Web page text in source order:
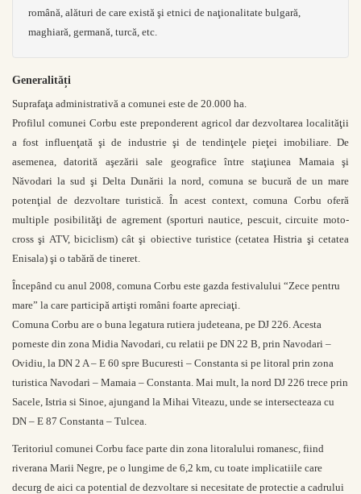
română, alături de care există şi etnici de naţionalitate bulgară,
maghiară, germană, turcă, etc.
Generalități
Suprafaţa administrativă a comunei este de 20.000 ha.
Profilul comunei Corbu este preponderent agricol dar dezvoltarea localităţii
a fost influenţată şi de industrie şi de tendinţele pieţei imobiliare. De
asemenea, datorită aşezării sale geografice între staţiunea Mamaia şi
Năvodari la sud şi Delta Dunării la nord, comuna se bucură de un mare
potenţial de dezvoltare turistică. În acest context, comuna Corbu oferă
multiple posibilităţi de agrement (sporturi nautice, pescuit, circuite moto-
cross şi ATV, biciclism) cât şi obiective turistice (cetatea Histria şi cetatea
Enisala) şi o tabără de tineret.
Începând cu anul 2008, comuna Corbu este gazda festivalului “Zece pentru
mare” la care participă artişti români foarte apreciaţi.
Comuna Corbu are o buna legatura rutiera judeteana, pe DJ 226. Acesta
porneste din zona Midia Navodari, cu relatii pe DN 22 B, prin Navodari –
Ovidiu, la DN 2 A – E 60 spre Bucuresti – Constanta si pe litoral prin zona
turistica Navodari – Mamaia – Constanta. Mai mult, la nord DJ 226 trece prin
Sacele, Istria si Sinoe, ajungand la Mihai Viteazu, unde se intersecteaza cu
DN – E 87 Constanta – Tulcea.
Teritoriul comunei Corbu face parte din zona litoralului romanesc, fiind
riverana Marii Negre, pe o lungime de 6,2 km, cu toate implicatiile care
decurg de aici ca potential de dezvoltare si necesitate de protectie a cadrului